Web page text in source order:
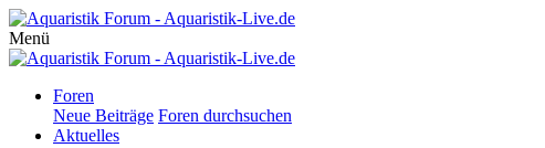
Menü
Foren
Neue Beiträge Foren durchsuchen
Aktuelles